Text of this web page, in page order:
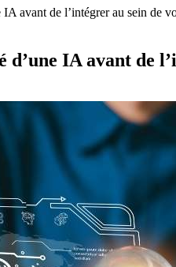
avant de l’intégrer au sein de
IA avant de